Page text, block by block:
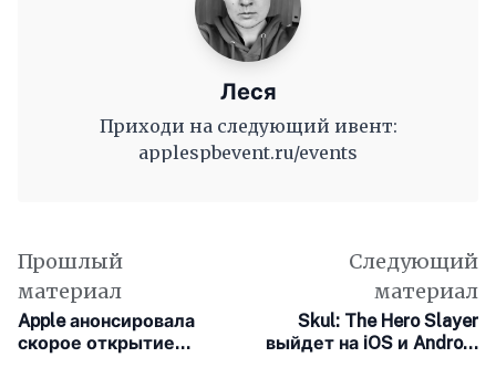
Леся
Приходи на следующий ивент:
applespbevent.ru/events
Прошлый
материал
Apple анонсировала
скорое открытие
Следующий
материал
Skul: The Hero Slayer
выйдет на iOS и Android